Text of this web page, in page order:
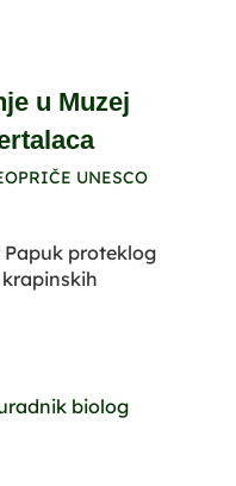
u Muzej
UNESCO
proteklog